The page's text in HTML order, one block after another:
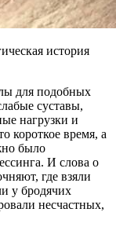
для подобных
суставы,
нагрузки и
короткое время, а
было
И слова о
где взяли
у бродячих
несчастных,